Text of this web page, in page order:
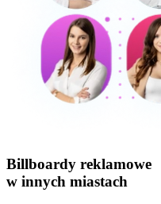
Billboardy reklamowe
w innych miastach